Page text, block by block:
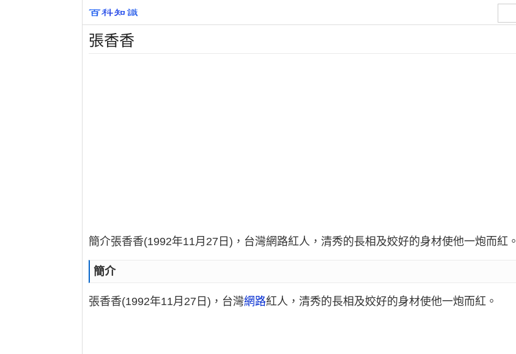
張香香
簡介張香香(1992年11月27日)，台灣網路紅人，清秀的長相及姣好的身材使他一炮而紅。
簡介
張香香(1992年11月27日)，台灣網路紅人，清秀的長相及姣好的身材使他一炮而紅。